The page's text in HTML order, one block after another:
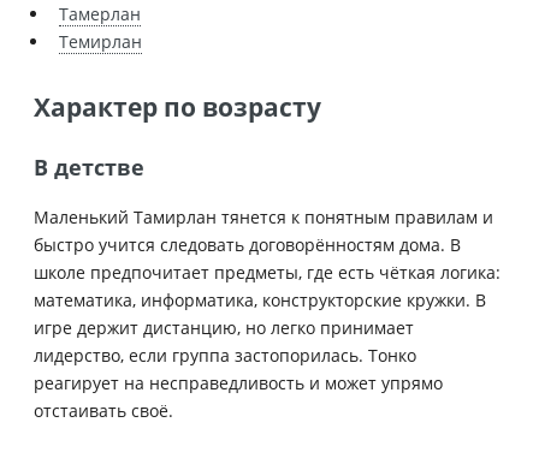
Тамерлан
Темирлан
Характер по возрасту
В детстве
Маленький Тамирлан тянется к понятным правилам и
быстро учится следовать договорённостям дома. В
школе предпочитает предметы, где есть чёткая логика:
математика, информатика, конструкторские кружки. В
игре держит дистанцию, но легко принимает
лидерство, если группа застопорилась. Тонко
реагирует на несправедливость и может упрямо
отстаивать своё.